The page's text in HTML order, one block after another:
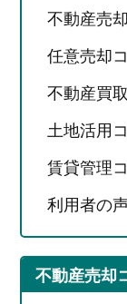
不動産売
任意売却
不動産買
土地活用
賃貸管理
利用者の
不動産売却